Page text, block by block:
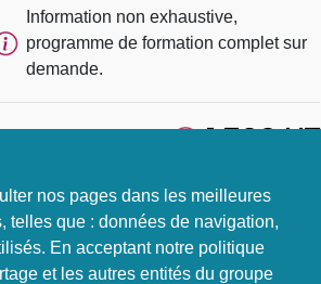
Information non exhaustive,
programme de formation complet sur
demande.
1 500 HT
S'inscrire
nos pages dans les meilleures
telles que : données de navigation,
En acceptant notre politique
et les autres entités du groupe